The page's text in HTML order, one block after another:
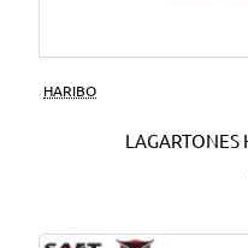
HARIBO
LAGARTONES